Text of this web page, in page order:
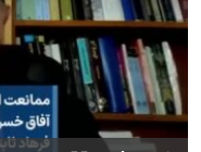
available